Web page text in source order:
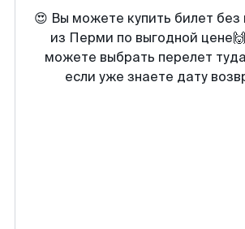
😍 Вы можете купить билет без
из Перми по выгодной
можете выбрать перелет
если уже знаете дату